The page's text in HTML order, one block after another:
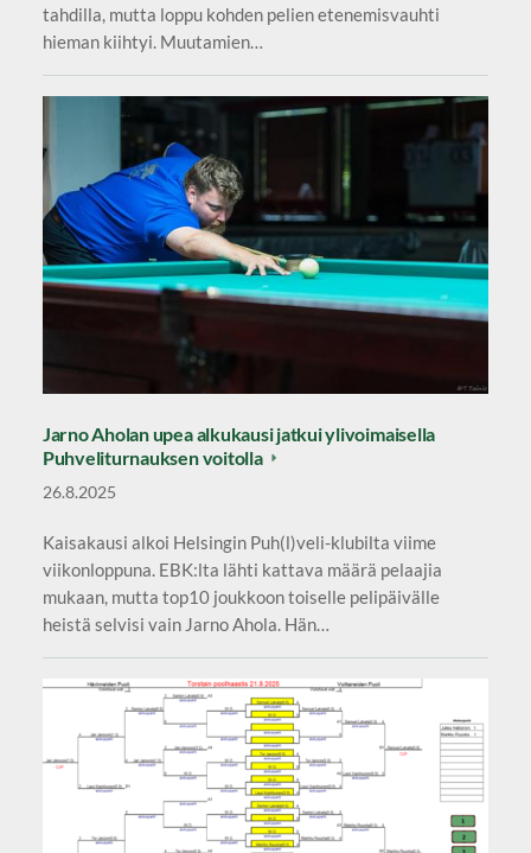
tahdilla, mutta loppu kohden pelien etenemisvauhti
hieman kiihtyi. Muutamien…
Jarno Aholan upea alkukausi jatkui ylivoimaisella
Puhveliturnauksen voitolla
26.8.2025
Kaisakausi alkoi Helsingin Puh(l)veli-klubilta viime
viikonloppuna. EBK:lta lähti kattava määrä pelaajia
mukaan, mutta top10 joukkoon toiselle pelipäivälle
heistä selvisi vain Jarno Ahola. Hän…